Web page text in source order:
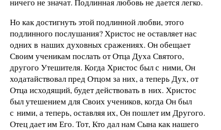
Но как достигнуть этой подлинной любви, этого
подлинного послушания? Христос не оставляет нас
одних в наших духовных сражениях. Он обещает
Своим ученикам послать от Отца Духа Святого,
другого Утешителя. Когда Христос был с ними, Он
ходатайствовал пред Отцом за них, а теперь Дух, от
Отца исходящий, будет действовать в них. Христос
был утешением для Своих учеников, когда Он был
с ними, а теперь, оставляя их, Он пошлет им Другого.
Отец дает им Его. Тот, Кто дал нам Сына как нашего